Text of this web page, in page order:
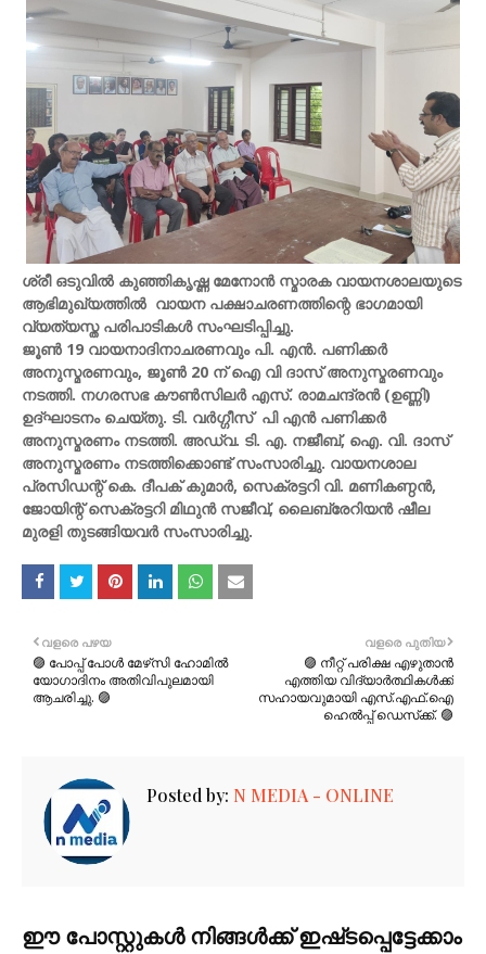
ശ്രീ ഒടുവിൽ കുഞ്ഞികൃഷ്ണ മേനോൻ സ്മാരക വായനശാലയുടെ
ആഭിമുഖ്യത്തിൽ വായന പക്ഷാചരണത്തിന്റെ ഭാഗമായി
വ്യത്യസ്ത പരിപാടികൾ സംഘടിപ്പിച്ചു.
ജൂൺ 19 വായനാദിനാചരണവും പി. എൻ. പണിക്കർ
അനുസ്മരണവും, ജൂൺ 20 ന് ഐ വി ദാസ് അനുസ്മരണവും
നടത്തി. നഗരസഭ കൗൺസിലർ എസ്. രാമചന്ദ്രൻ (ഉണ്ണി)
ഉദ്ഘാടനം ചെയ്തു. ടി. വർഗ്ഗീസ് പി എൻ പണിക്കർ
അനുസ്മരണം നടത്തി. അഡ്വ. ടി. എ. നജീബ്, ഐ. വി. ദാസ്
അനുസ്മരണം നടത്തിക്കൊണ്ട് സംസാരിച്ചു. വായനശാല
പ്രസിഡന്റ് കെ. ദീപക് കുമാർ, സെക്രട്ടറി വി. മണികണ്ഠൻ,
ജോയിന്റ് സെക്രട്ടറി മിഥുൻ സജീവ്, ലൈബ്രേറിയൻ ഷീല
മുരളി തുടങ്ങിയവർ സംസാരിച്ചു.
വളരെ പുതിയ
🟣 നീറ്റ് പരിക്ഷ എഴുതാൻ
എത്തിയ വിദ്യാർത്ഥികൾക്ക്
സഹായവുമായി എസ്.എഫ്.ഐ
ഹെൽപ്പ് ഡെസ്‌ക്ക്. 🟣
വളരെ പഴയ
🟣 പോപ്പ് പോൾ മേഴ്‌സി ഹോമിൽ
യോഗാദിനം അതിവിപുലമായി
ആചരിച്ചു. 🟣
Posted by: N MEDIA - ONLINE
ഈ പോസ്റ്റുകൾ നിങ്ങൾക്ക് ഇഷ്‌‌ടപ്പെട്ടേക്കാം